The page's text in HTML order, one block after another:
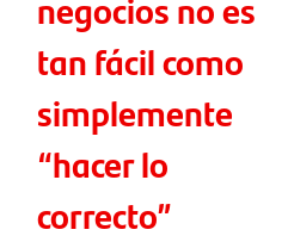
tan fácil como
simplemente
“hacer lo
correcto”